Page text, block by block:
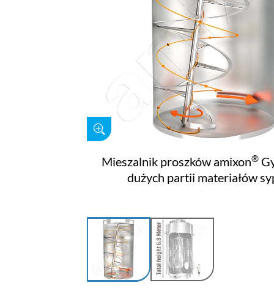
Mieszalnik proszków amixon®
dużych partii materiałów